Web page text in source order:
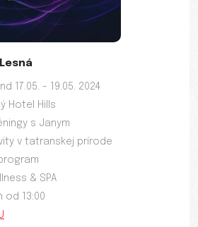
17.05. - 19.05. 2024
Hotel Hills
s Janym
v tatranskej prírode
& SPA
od 13:00